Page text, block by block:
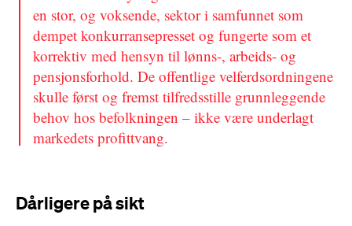
en stor, og voksende, sektor i samfunnet som
dempet konkurransepresset og fungerte som et
korrektiv med hensyn til lønns-, arbeids- og
pensjonsforhold. De offentlige velferdsordningene
skulle først og fremst tilfredsstille grunnleggende
behov hos befolkningen – ikke være underlagt
markedets profittvang.
Dårligere på sikt